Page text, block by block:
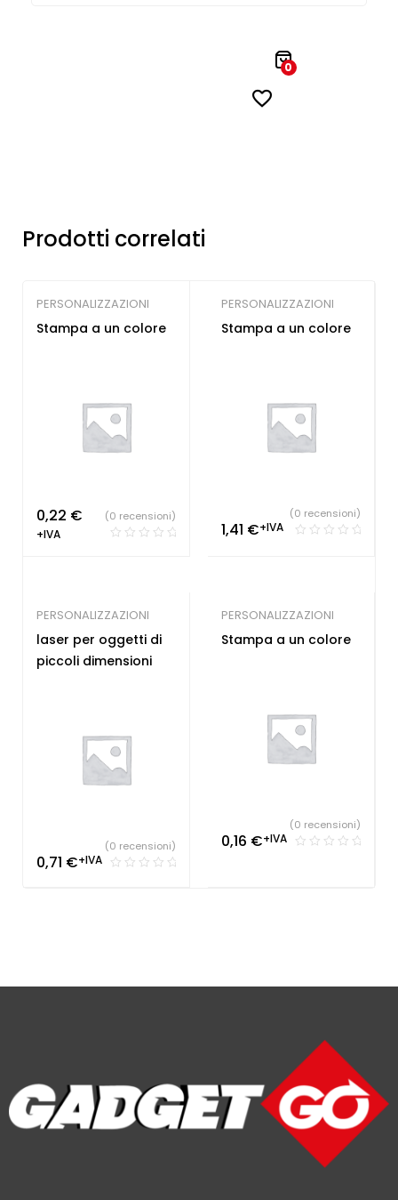
0
Prodotti correlati
PERSONALIZZAZIONI
Stampa a un colore
0,22 €
+IVA
(0 recensioni)
PERSONALIZZAZIONI
Stampa a un colore
1,41 €+IVA
(0 recensioni)
PERSONALIZZAZIONI
laser per oggetti di
piccoli dimensioni
0,71 €+IVA
(0 recensioni)
PERSONALIZZAZIONI
Stampa a un colore
0,16 €+IVA
(0 recensioni)